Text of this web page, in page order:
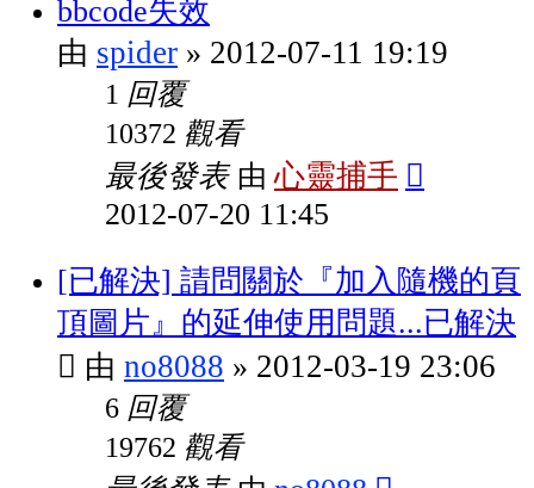
bbcode失效
由 spider » 2012-07-11 19:19
1 回覆
10372 觀看
最後發表 由心靈捕手
2012-07-20 11:45
[已解決] 請問關於『加入隨機的頁
頂圖片』的延伸使用問題...已解決
由 no8088 » 2012-03-19 23:06
6 回覆
19762 觀看